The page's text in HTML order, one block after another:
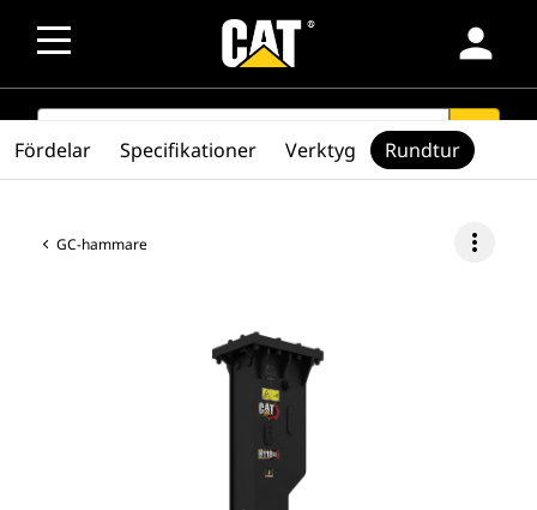
person
SEARCH search
GC-hammare more_vert
Fördelar Specifikationer Verktyg Rundtur